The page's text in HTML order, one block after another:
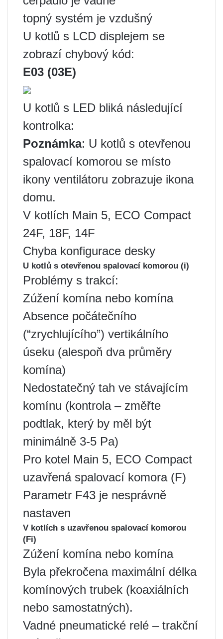
topný systém je vzdušný
U kotlů s LCD displejem se
zobrazí chybový kód:
E03 (03E)
U kotlů s LED bliká následující
kontrolka:
Poznámka: U kotlů s otevřenou
spalovací komorou se místo
ikony ventilátoru zobrazuje ikona
domu.
V kotlích Main 5, ECO Compact
24F, 18F, 14F
Chyba konfigurace desky
U kotlů s otevřenou spalovací komorou (i)
Problémy s trakcí:
Zúžení komína nebo komína
Absence počátečního
(“zrychlujícího”) vertikálního
úseku (alespoň dva průměry
komína)
Nedostatečný tah ve stávajícím
komínu (kontrola – změřte
podtlak, který by měl být
minimálně 3-5 Pa)
Pro kotel Main 5, ECO Compact
uzavřená spalovací komora (F)
Parametr F43 je nesprávně
nastaven
V kotlích s uzavřenou spalovací komorou
(Fi)
Zúžení komína nebo komína
Byla překročena maximální délka
komínových trubek (koaxiálních
nebo samostatných).
Vadné pneumatické relé – trakční